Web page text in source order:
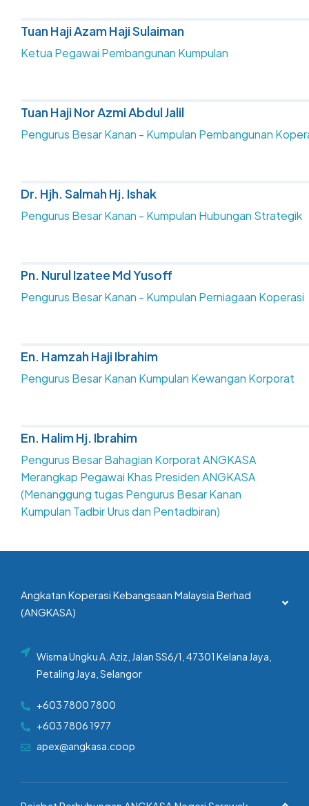
Tuan Haji Azam Haji Sulaiman
Ketua Pegawai Pembangunan Kumpulan
Tuan Haji Nor Azmi Abdul Jalil
Pengurus Besar Kanan - Kumpulan Pembangunan
Dr. Hjh. Salmah Hj. Ishak
Pengurus Besar Kanan - Kumpulan Hubungan Strategik
Pn. Nurul Izatee Md Yusoff
Pengurus Besar Kanan - Kumpulan Perniagaan Koperasi
En. Hamzah Haji Ibrahim
Pengurus Besar Kanan Kumpulan Kewangan Korporat
En. Halim Hj. Ibrahim
Pengurus Besar Bahagian Korporat ANGKASA
Merangkap Pegawai Khas Presiden ANGKASA
(Menanggung tugas Pengurus Besar Kanan
Kumpulan Tadbir Urus dan Pentadbiran)
Angkatan Koperasi Kebangsaan Malaysia Berhad
(ANGKASA)
Wisma Ungku A. Aziz, Jalan SS6/1, 47301 Kelana Jaya,
Petaling Jaya, Selangor
+603 7800 7800
+603 7806 1977
apex@angkasa.coop